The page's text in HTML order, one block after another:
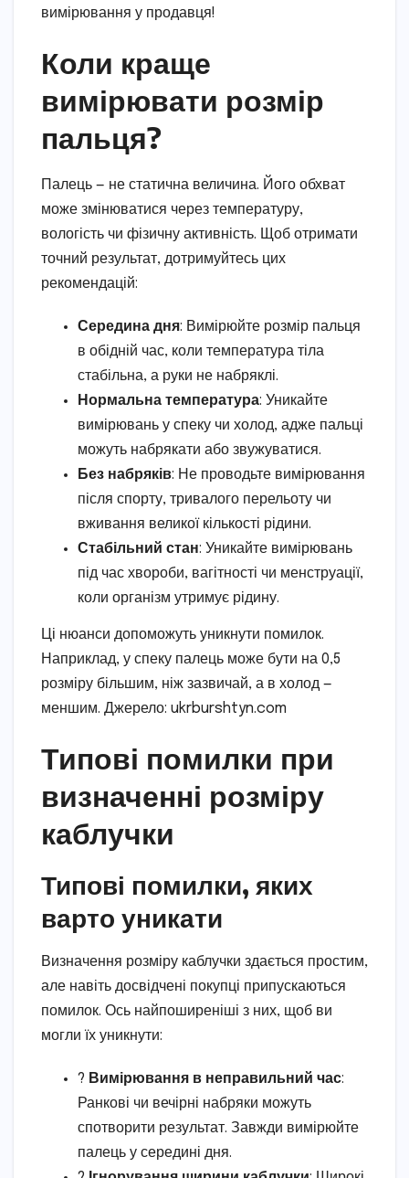
вимірювання у продавця!
Коли краще
вимірювати розмір
пальця?
Палець — не статична величина. Його обхват
може змінюватися через температуру,
вологість чи фізичну активність. Щоб отримати
точний результат, дотримуйтесь цих
рекомендацій:
Середина дня: Вимірюйте розмір пальця
в обідній час, коли температура тіла
стабільна, а руки не набряклі.
Нормальна температура: Уникайте
вимірювань у спеку чи холод, адже пальці
можуть набрякати або звужуватися.
Без набряків: Не проводьте вимірювання
після спорту, тривалого перельоту чи
вживання великої кількості рідини.
Стабільний стан: Уникайте вимірювань
під час хвороби, вагітності чи менструації,
коли організм утримує рідину.
Ці нюанси допоможуть уникнути помилок.
Наприклад, у спеку палець може бути на 0,5
розміру більшим, ніж зазвичай, а в холод —
меншим. Джерело: ukrburshtyn.com
Типові помилки при
визначенні розміру
каблучки
Типові помилки, яких
варто уникати
Визначення розміру каблучки здається простим,
але навіть досвідчені покупці припускаються
помилок. Ось найпоширеніші з них, щоб ви
могли їх уникнути:
? Вимірювання в неправильний час:
Ранкові чи вечірні набряки можуть
спотворити результат. Завжди вимірюйте
палець у середині дня.